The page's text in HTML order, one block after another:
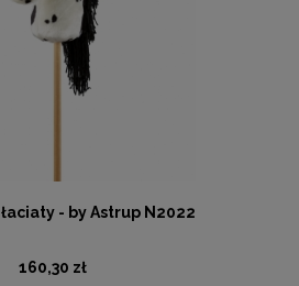
łaciaty - by Astrup N2022
160,30 zł